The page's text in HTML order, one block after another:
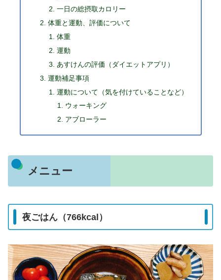
一日の総摂取カロリー
体重と運動、評価について
体重
運動
あすけんの評価（ダイエットアプリ）
運動補足事項
運動について（気を付けていることなど）
ウォーキング
アブローラー
メニュー
夜ごはん（766kcal）